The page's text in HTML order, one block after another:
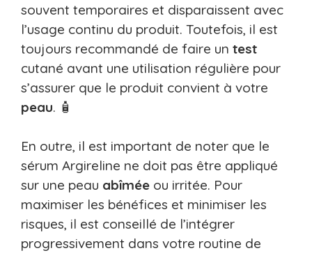
souvent temporaires et disparaissent avec
l’usage continu du produit. Toutefois, il est
toujours recommandé de faire un test
cutané avant une utilisation régulière pour
s’assurer que le produit convient à votre
peau. 🧴
En outre, il est important de noter que le
sérum Argireline ne doit pas être appliqué
sur une peau abîmée ou irritée. Pour
maximiser les bénéfices et minimiser les
risques, il est conseillé de l’intégrer
progressivement dans votre routine de